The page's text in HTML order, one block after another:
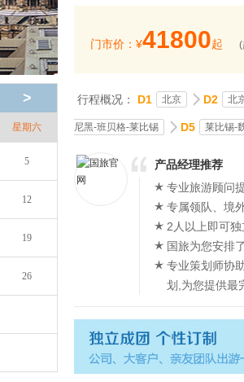
>
星期六
5
12
19
26
门市价：¥41800起 (
行程概况： D1 北京 D2 北
尼黑-班贝格-莱比锡 D5 莱比锡-
产品经理推荐
专业旅游顾问
专属领队、境
2人以上即可
国旅为您安排
专业策划师协
划,为您提供最